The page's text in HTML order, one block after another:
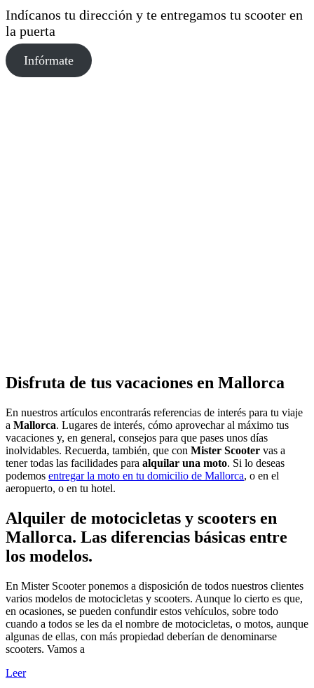
Indícanos tu dirección y te entregamos tu scooter en
la puerta
Infórmate
Disfruta de tus vacaciones en Mallorca
En nuestros artículos encontrarás referencias de interés para tu viaje
a Mallorca. Lugares de interés, cómo aprovechar al máximo tus
vacaciones y, en general, consejos para que pases unos días
inolvidables. Recuerda, también, que con Mister Scooter vas a
tener todas las facilidades para alquilar una moto. Si lo deseas
podemos entregar la moto en tu domicilio de Mallorca, o en el
aeropuerto, o en tu hotel.
Alquiler de motocicletas y scooters en
Mallorca. Las diferencias básicas entre
los modelos.
En Mister Scooter ponemos a disposición de todos nuestros clientes
varios modelos de motocicletas y scooters. Aunque lo cierto es que,
en ocasiones, se pueden confundir estos vehículos, sobre todo
cuando a todos se les da el nombre de motocicletas, o motos, aunque
algunas de ellas, con más propiedad deberían de denominarse
scooters. Vamos a
Leer